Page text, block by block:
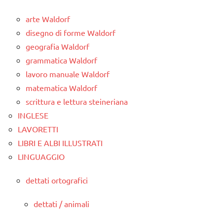
arte Waldorf
disegno di forme Waldorf
geografia Waldorf
grammatica Waldorf
lavoro manuale Waldorf
matematica Waldorf
scrittura e lettura steineriana
INGLESE
LAVORETTI
LIBRI E ALBI ILLUSTRATI
LINGUAGGIO
dettati ortografici
dettati / animali